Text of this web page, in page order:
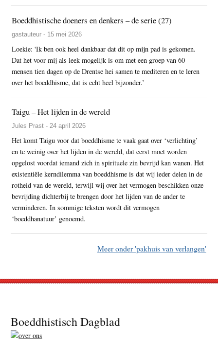
Boeddhistische doeners en denkers – de serie (27)
gastauteur - 15 mei 2026
Loekie: 'Ik ben ook heel dankbaar dat dit op mijn pad is gekomen.
Dat het voor mij als leek mogelijk is om met een groep van 60
mensen tien dagen op de Drentse hei samen te mediteren en te leren
over het boeddhisme, dat is echt heel bijzonder.’
Taigu – Het lijden in de wereld
Jules Prast - 24 april 2026
Het komt Taigu voor dat boeddhisme te vaak gaat over ‘verlichting’
en te weinig over het lijden in de wereld, dat eerst moet worden
opgelost voordat iemand zich in spirituele zin bevrijd kan wanen. Het
existentiële kerndilemma van boeddhisme is dat wij ieder delen in de
rotheid van de wereld, terwijl wij over het vermogen beschikken onze
bevrijding dichterbij te brengen door het lijden van de ander te
verminderen. In sommige teksten wordt dit vermogen
‘boeddhanatuur’ genoemd.
Meer onder 'pakhuis van verlangen'
Footer
Boeddhistisch Dagblad